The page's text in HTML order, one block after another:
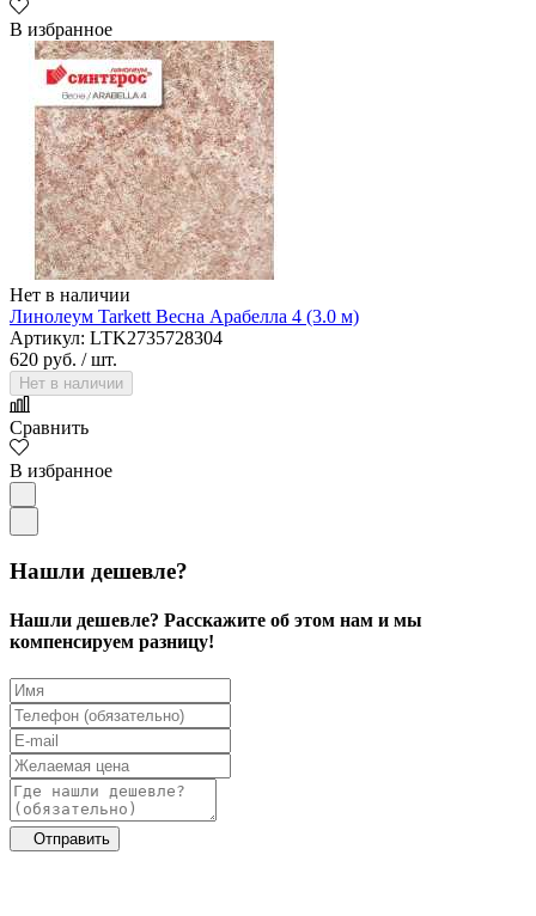
В избранное
Нет в наличии
Линолеум Tarkett Весна Арабелла 4 (3.0 м)
Артикул: LTK2735728304
620 руб. / шт.
Нет в наличии
Сравнить
В избранное
Нашли дешевле?
Нашли дешевле? Расскажите об этом нам и мы
компенсируем разницу!
Отправить